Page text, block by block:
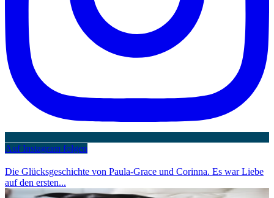
Auf Instagram folgen
Die Glücksgeschichte von Paula-Grace und Corinna. Es war Liebe
auf den ersten...